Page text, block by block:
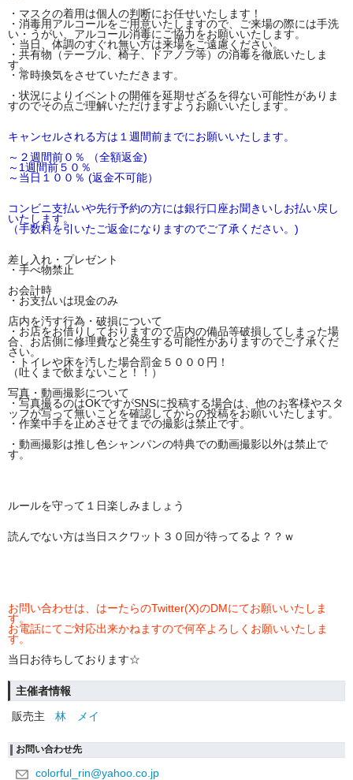
・マスクの着用は個人の判断にお任せいたします！
・消毒用アルコールをご用意いたしますので、ご来場の際には手洗
い・うがい、アルコール消毒にご協力をお願いいたします。
・当日、体調のすぐれ無い方は来場をご遠慮ください。
・共有物（テーブル、椅子、ドアノブ等）の消毒を徹底いたしま
す。
・常時換気をさせていただきます。
・状況によりイベントの開催を延期せざるを得ない可能性がありま
すのでその点ご理解いただけますようお願いいたします。
キャンセルされる方は１週間前までにお願いいたします。
～２週間前０％ （全額返金)
～1週間前５０％
～当日１００％ (返金不可能）
コンビニ支払いや先行予約の方には銀行口座お聞きいしお払い戻し
いたします。
（手数料を引いたご返金になりますのでご了承ください。)
差し入れ・プレゼント
・手べ物禁止
お会計時
・お支払いは現金のみ
店内を汚す行為・破損について
・お店をお借りしておりますので店内の備品等破損してしまった場
合、お店側に修理費など発生する可能性がありますのでご了承くだ
さい。
・トイレや床を汚した場合罰金５０００円！
（吐くまで飲まないこと！！）
写真・動画撮影について
・写真撮るのはOKですがSNSに投稿する場合は、他のお客様やスタ
ッフが写って無いことを確認してからの投稿をお願いいたします。
・作業中手を止めさせてまでの撮影は禁止です。
・動画撮影は推し色シャンパンの特典での動画撮影以外は禁止で
す。
ルールを守って１日楽しみましょう
読んでない方は当日スクワット３０回が待ってるよ？？ｗ
お問い合わせは、はーたらのTwitter(X)のDMにてお願いいたしま
す。
お電話にてご対応出来かねますので何卒よろしくお願いいたしま
す。
当日お待ちしております☆
主催者情報
販売主
林 メイ
お問い合わせ先
colorful_rin@yahoo.co.jp